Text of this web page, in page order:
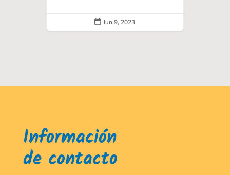
 Jun 9, 2023
Información
de contacto